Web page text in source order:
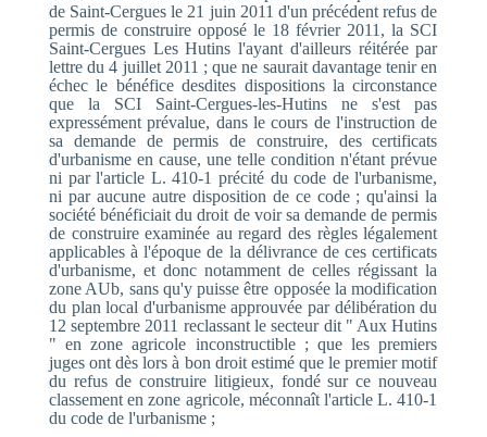
de Saint-Cergues le 21 juin 2011 d'un précédent refus de
permis de construire opposé le 18 février 2011, la SCI
Saint-Cergues Les Hutins l'ayant d'ailleurs réitérée par
lettre du 4 juillet 2011 ; que ne saurait davantage tenir en
échec le bénéfice desdites dispositions la circonstance
que la SCI Saint-Cergues-les-Hutins ne s'est pas
expressément prévalue, dans le cours de l'instruction de
sa demande de permis de construire, des certificats
d'urbanisme en cause, une telle condition n'étant prévue
ni par l'article L. 410-1 précité du code de l'urbanisme,
ni par aucune autre disposition de ce code ; qu'ainsi la
société bénéficiait du droit de voir sa demande de permis
de construire examinée au regard des règles légalement
applicables à l'époque de la délivrance de ces certificats
d'urbanisme, et donc notamment de celles régissant la
zone AUb, sans qu'y puisse être opposée la modification
du plan local d'urbanisme approuvée par délibération du
12 septembre 2011 reclassant le secteur dit " Aux Hutins
" en zone agricole inconstructible ; que les premiers
juges ont dès lors à bon droit estimé que le premier motif
du refus de construire litigieux, fondé sur ce nouveau
classement en zone agricole, méconnaît l'article L. 410-1
du code de l'urbanisme ;